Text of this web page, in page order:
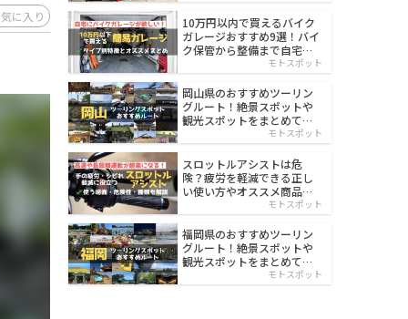
に入り
10万円以内で買えるバイク
ガレージおすすめ9選！バイ
ク保管から整備まで自宅で
モトスポット
岡山県のおすすめツーリン
グルート！絶景スポットや
観光スポットをまとめて紹
モトスポット
スロットルアシストは危
険？疲労を軽減できる正し
い使い方やオススメ商品を
モトスポット
福岡県のおすすめツーリン
グルート！絶景スポットや
観光スポットをまとめて紹
モトスポット